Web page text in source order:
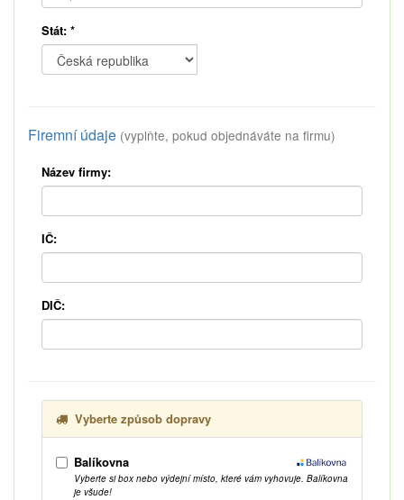
Stát: *
Firemní údaje (vyplňte, pokud objednáváte na firmu)
Název firmy:
IČ:
DIČ:
Vyberte způsob dopravy
Balíkovna
Vyberte si box nebo výdejní místo, které vám vyhovuje. Balíkovna
je všude!